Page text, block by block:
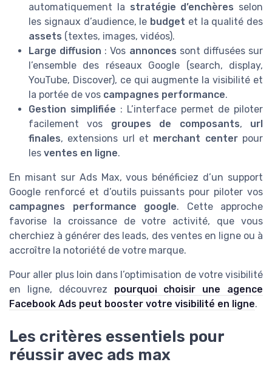
automatiquement la stratégie d’enchères selon
les signaux d’audience, le budget et la qualité des
assets (textes, images, vidéos).
Large diffusion : Vos annonces sont diffusées sur
l’ensemble des réseaux Google (search, display,
YouTube, Discover), ce qui augmente la visibilité et
la portée de vos campagnes performance.
Gestion simplifiée : L’interface permet de piloter
facilement vos groupes de composants, url
finales, extensions url et merchant centerpour
les ventes en ligne.
En misant sur Ads Max, vous bénéficiez d’un support
Google renforcé et d’outils puissants pour piloter vos
campagnes performance google. Cette approche
favorise la croissance de votre activité, que vous
cherchiez à générer des leads, des ventes en ligne ou à
accroître la notoriété de votre marque.
Pour aller plus loin dans l’optimisation de votre visibilité
en ligne, découvrez pourquoi choisir une agence
Facebook Ads peut booster votre visibilité en ligne.
Les critères essentiels pour
réussir avec ads max